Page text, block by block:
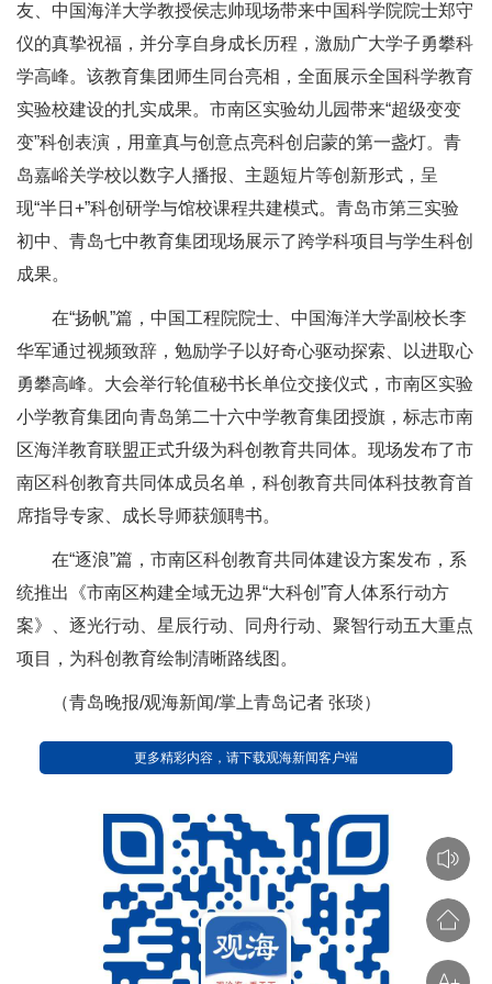
友、中国海洋大学教授侯志帅现场带来中国科学院院士郑守
仪的真挚祝福，并分享自身成长历程，激励广大学子勇攀科
学高峰。该教育集团师生同台亮相，全面展示全国科学教育
实验校建设的扎实成果。市南区实验幼儿园带来“超级变变
变”科创表演，用童真与创意点亮科创启蒙的第一盏灯。青
岛嘉峪关学校以数字人播报、主题短片等创新形式，呈
现“半日+”科创研学与馆校课程共建模式。青岛市第三实验
初中、青岛七中教育集团现场展示了跨学科项目与学生科创
成果。
在“扬帆”篇，中国工程院院士、中国海洋大学副校长李
华军通过视频致辞，勉励学子以好奇心驱动探索、以进取心
勇攀高峰。大会举行轮值秘书长单位交接仪式，市南区实验
小学教育集团向青岛第二十六中学教育集团授旗，标志市南
区海洋教育联盟正式升级为科创教育共同体。现场发布了市
南区科创教育共同体成员名单，科创教育共同体科技教育首
席指导专家、成长导师获颁聘书。
在“逐浪”篇，市南区科创教育共同体建设方案发布，系
统推出《市南区构建全域无边界“大科创”育人体系行动方
案》、逐光行动、星辰行动、同舟行动、聚智行动五大重点
项目，为科创教育绘制清晰路线图。
（青岛晚报/观海新闻/掌上青岛记者 张琰）
更多精彩内容，请下载观海新闻客户端